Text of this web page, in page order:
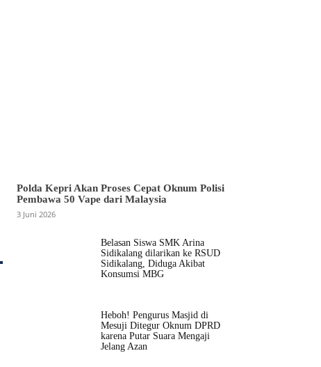
Polda Kepri Akan Proses Cepat Oknum Polisi
Pembawa 50 Vape dari Malaysia
3 Juni 2026
Belasan Siswa SMK Arina
Sidikalang dilarikan ke RSUD
Sidikalang, Diduga Akibat
Konsumsi MBG
Heboh! Pengurus Masjid di
Mesuji Ditegur Oknum DPRD
karena Putar Suara Mengaji
Jelang Azan